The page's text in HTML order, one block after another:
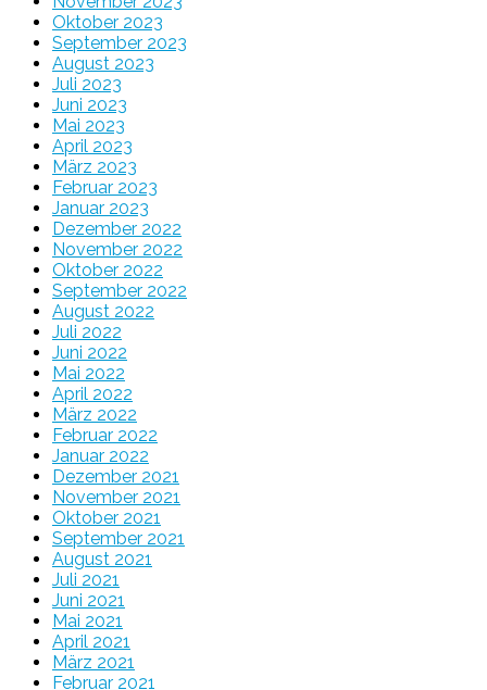
Oktober 2023
September 2023
August 2023
Juli 2023
Juni 2023
Mai 2023
April 2023
März 2023
Februar 2023
Januar 2023
Dezember 2022
November 2022
Oktober 2022
September 2022
August 2022
Juli 2022
Juni 2022
Mai 2022
April 2022
März 2022
Februar 2022
Januar 2022
Dezember 2021
November 2021
Oktober 2021
September 2021
August 2021
Juli 2021
Juni 2021
Mai 2021
April 2021
März 2021
Februar 2021